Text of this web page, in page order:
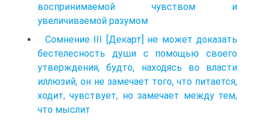
воспринимаемой чувством и
увеличиваемой разумом
Сомнение III [Декарт] не может доказать
бестелесность души с помощью своего
утверждения, будто, находясь во власти
иллюзий, он не замечает того, что питается,
ходит, чувствует, но замечает между тем,
что мыслит